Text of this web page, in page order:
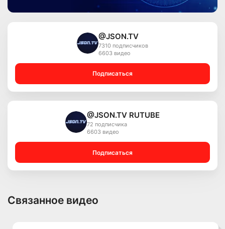
@JSON.TV
7310 подписчиков
6603 видео
Подписаться
@JSON.TV RUTUBE
72 подписчика
6603 видео
Подписаться
Связанное видео